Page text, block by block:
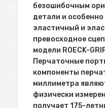
безошибочным
детали и
эластичный и
превосходное
модели ROECK-
Перчаточные
компоненты
миллиметра
физически
получает 175-